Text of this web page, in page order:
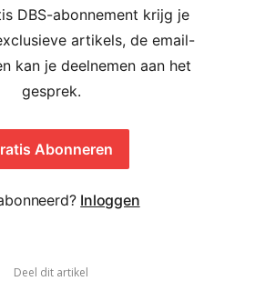
DBS-abonnement krijg je
artikels, de email-
kan je deelnemen aan het
gesprek.
Abonneren
Inloggen
Deel dit artikel